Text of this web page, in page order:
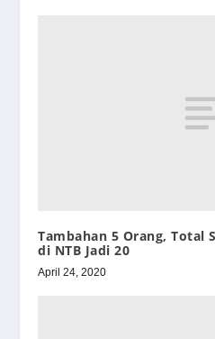
Tambahan 5 Orang, Total
di NTB Jadi 20
April 24, 2020